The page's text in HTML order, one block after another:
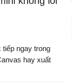
ngay trong
hay xuất